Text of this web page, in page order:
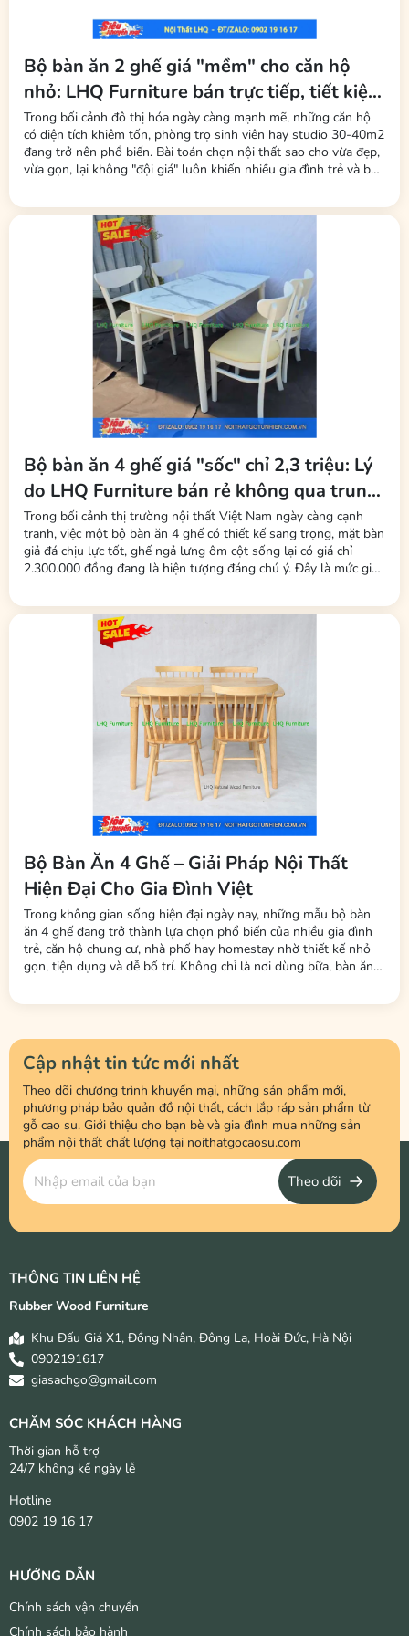
Giá KM: 2.540.000 VNĐ(tiết kiệm 910.000 VNĐ)
Dịch vụ đi kèm:
Tư vấn miễn phí (chọn phong cách, kích thước phù hợp)
Giao hàng nhanh tại Hà Nội – hỗ trợ vận chuyển toàn quốc
Thiết kế tháo ráp chân bàn, chân ghế dễ dàng
7. Thông tin liên hệ
bộ bàn ăn 2 ghế song tiện + 1 ghế bench
(40x100x45cm) – bàn 1m2 gỗ cao su tự nhiên , vui lòng liên hệ:
0902 19 16 17
NOITHATGOTUNHIEN.COM.VN
📍 Giao hàng nhanh tại Hà Nội – Nhận đơn toàn quốc.
Bộ bàn ăn 2 ghế giá "mềm" cho căn hộ
nhỏ: LHQ Furniture bán trực tiếp, tiết kiệm
tối đa phí trung gian
Trong bối cảnh đô thị hóa ngày càng mạnh mẽ, những căn hộ
có diện tích khiêm tốn, phòng trọ sinh viên hay studio 30-40m2
đang trở nên phổ biến. Bài toán chọn nội thất sao cho vừa đẹp,
vừa gọn, lại không "đội giá" luôn khiến nhiều gia đình trẻ và bạn
Cao Su) đã tung ra thị trường dòng sản phẩm bộ bàn ăn 2 ghế
Bộ bàn ăn 4 ghế giá "sốc" chỉ 2,3 triệu: Lý
do LHQ Furniture bán rẻ không qua trung
gian, không mất phí sàn
Trong bối cảnh thị trường nội thất Việt Nam ngày càng cạnh
tranh, việc một bộ bàn ăn 4 ghế có thiết kế sang trọng, mặt bàn
giả đá chịu lực tốt, ghế ngả lưng ôm cột sống lại có giá chỉ
2.300.000 đồng đang là hiện tượng đáng chú ý. Đây là mức giá
bằng chung. Đứng sau chiến lược giá này là thương hiệu LHQ...
Bộ Bàn Ăn 4 Ghế – Giải Pháp Nội Thất
Hiện Đại Cho Gia Đình Việt
Trong không gian sống hiện đại ngày nay, những mẫu bộ bàn
ăn 4 ghế đang trở thành lựa chọn phổ biến của nhiều gia đình
trẻ, căn hộ chung cư, nhà phố hay homestay nhờ thiết kế nhỏ
gọn, tiện dụng và dễ bố trí. Không chỉ là nơi dùng bữa, bàn ăn
ngày làm việc và học tập. Tại Nội Thất LHQ Furniture, nhiều
Cập nhật tin tức mới nhất
Theo dõi chương trình khuyến mại, những sản phẩm mới,
phương pháp bảo quản đồ nội thất, cách lắp ráp sản phẩm từ
gỗ cao su. Giới thiệu cho bạn bè và gia đình mua những sản
phẩm nội thất chất lượng tại noithatgocaosu.com
Theo dõi
THÔNG TIN LIÊN HỆ
Rubber Wood Furniture
Khu Đấu Giá X1, Đồng Nhân, Đông La, Hoài Đức, Hà Nội
0902191617
giasachgo@gmail.com
CHĂM SÓC KHÁCH HÀNG
Thời gian hỗ trợ
24/7 không kể ngày lễ
Hotline
0902 19 16 17
HƯỚNG DẪN
Chính sách vận chuyển
Chính sách bảo hành